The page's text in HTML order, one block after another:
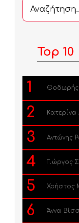
Αναζήτηση
...
Top 10
1 Θοδωρής
2
3 Αντώνης
4 Γιώργος
5 Χρήστος
6 Άννα